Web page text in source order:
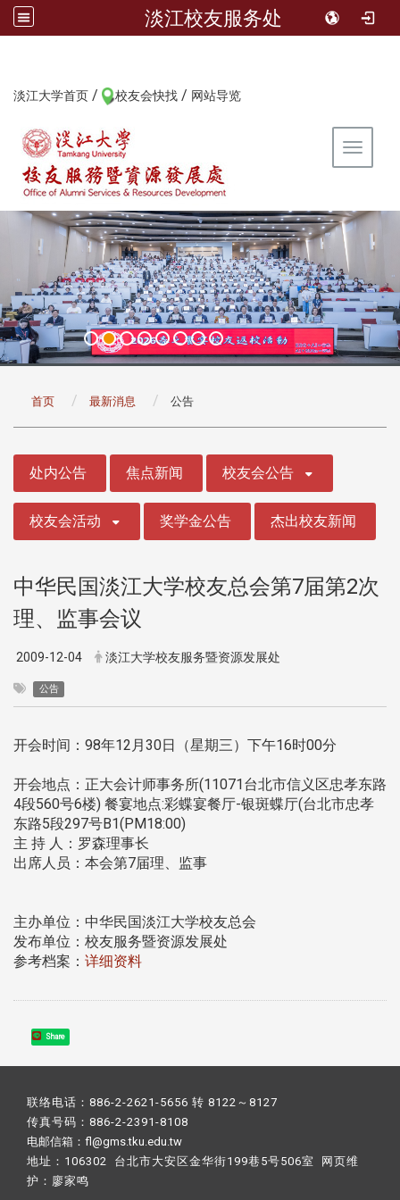
淡江校友服务处
淡江大学首页 / 校友会快找 / 网站导览
Toggle
首页 最新消息 公告
处内公告 焦点新闻 校友会公告
校友会活动 奖学金公告 杰出校友新闻
中华民国淡江大学校友总会第7届第2次
理、监事会议
2009-12-04 淡江大学校友服务暨资源发展处
公告
开会时间：98年12月30日（星期三）下午16时00分
开会地点：正大会计师事务所(11071台北市信义区忠孝东路
4段560号6楼) 餐宴地点:彩蝶宴餐厅-银斑蝶厅(台北市忠孝
东路5段297号B1(PM18:00)
主 持 人：罗森理事长
出席人员：本会第7届理、监事
主办单位：中华民国淡江大学校友总会
发布单位：校友服务暨资源发展处
参考档案： 详细资料
Share
联络电话：886-2-2621-5656 转 8122～8127
传真号码：886-2-2391-8108
电邮信箱：fl@gms.tku.edu.tw
地址：106302 台北市大安区金华街199巷5号506室 网页维
护： 廖家鸣​